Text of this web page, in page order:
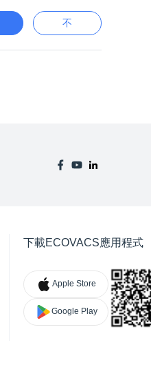
不
下載ECOVACS應用程式
Apple Store
Google Play